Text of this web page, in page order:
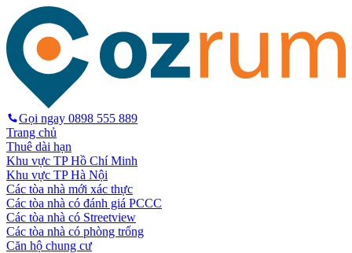
Gọi ngay 0898 555 889
Trang chủ
Thuê dài hạn
Khu vực TP Hồ Chí Minh
Khu vực TP Hà Nội
Các tòa nhà mới xác thực
Các tòa nhà có đánh giá PCCC
Các tòa nhà có Streetview
Các tòa nhà có phòng trống
Căn hộ chung cư